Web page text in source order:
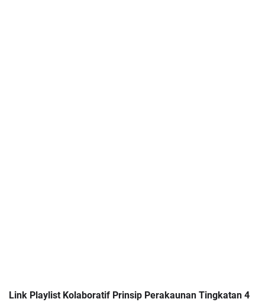
Link Playlist Kolaboratif Prinsip Perakaunan Tingkatan 4